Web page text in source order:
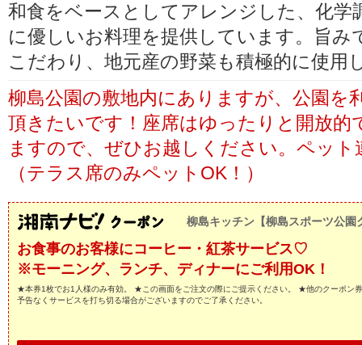
和食をベースとしてアレンジした、化学
に優しいお料理を提供しています。旨み
こだわり、地元産の野菜も積極的に使用
柳島公園の敷地内にありますが、公園を
頂きたいです！座席はゆったりと開放的
ますので、ぜひお越しください。ペッ
（テラス席のみペットOK！）
柳島キッチン【柳島スポーツ公園
お食事のお客様にコーヒー・紅茶サービス♡
※モーニング、ランチ、ディナーにご利用OK！
★本券1枚でお1人様のみ有効。 ★この画面をご注文の際にご提示ください。 ★他のクーポン
予告なくサービスを打ち切る場合がございますのでご了承ください。